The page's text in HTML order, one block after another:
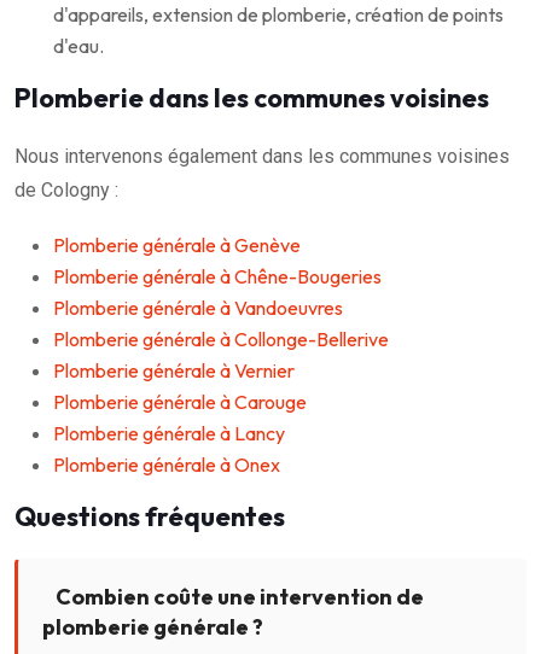
d'appareils, extension de plomberie, création de points
d'eau.
Plomberie dans les communes voisines
Nous intervenons également dans les communes voisines
de Cologny :
Plomberie générale à Genève
Plomberie générale à Chêne-Bougeries
Plomberie générale à Vandoeuvres
Plomberie générale à Collonge-Bellerive
Plomberie générale à Vernier
Plomberie générale à Carouge
Plomberie générale à Lancy
Plomberie générale à Onex
Questions fréquentes
Combien coûte une intervention de
plomberie générale ?